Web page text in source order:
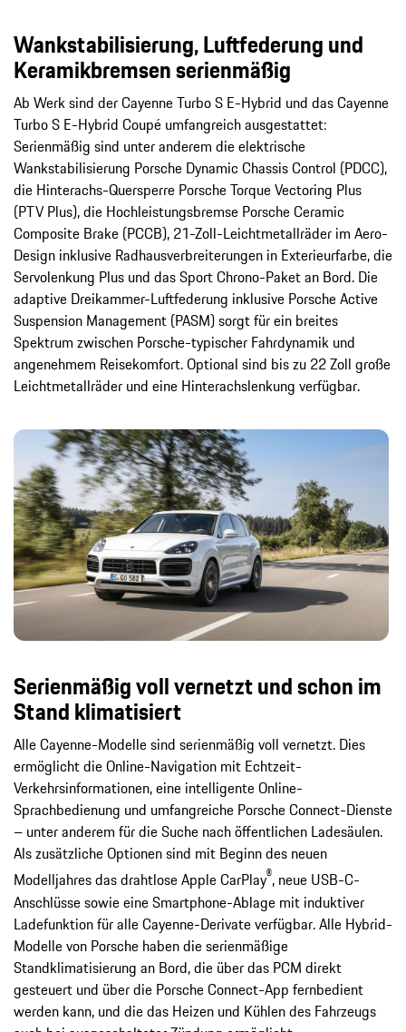
Wankstabilisierung, Luftfederung und
Keramikbremsen serienmäßig
Ab Werk sind der Cayenne Turbo S E-Hybrid und das Cayenne
Turbo S E-Hybrid Coupé umfangreich ausgestattet:
Serienmäßig sind unter anderem die elektrische
Wankstabilisierung Porsche Dynamic Chassis Control (PDCC),
die Hinterachs-Quersperre Porsche Torque Vectoring Plus
(PTV Plus), die Hochleistungsbremse Porsche Ceramic
Composite Brake (PCCB), 21-Zoll-Leichtmetallräder im Aero-
Design inklusive Radhausverbreiterungen in Exterieurfarbe, die
Servolenkung Plus und das Sport Chrono-Paket an Bord. Die
adaptive Dreikammer-Luftfederung inklusive Porsche Active
Suspension Management (PASM) sorgt für ein breites
Spektrum zwischen Porsche-typischer Fahrdynamik und
angenehmem Reisekomfort. Optional sind bis zu 22 Zoll große
Leichtmetallräder und eine Hinterachslenkung verfügbar.
Serienmäßig voll vernetzt und schon im
Stand klimatisiert
Alle Cayenne-Modelle sind serienmäßig voll vernetzt. Dies
ermöglicht die Online-Navigation mit Echtzeit-
Verkehrsinformationen, eine intelligente Online-
Sprachbedienung und umfangreiche Porsche Connect-Dienste
– unter anderem für die Suche nach öffentlichen Ladesäulen.
Als zusätzliche Optionen sind mit Beginn des neuen
Modelljahres das drahtlose Apple CarPlay®, neue USB-C-
Anschlüsse sowie eine Smartphone-Ablage mit induktiver
Ladefunktion für alle Cayenne-Derivate verfügbar. Alle Hybrid-
Modelle von Porsche haben die serienmäßige
Standklimatisierung an Bord, die über das PCM direkt
gesteuert und über die Porsche Connect-App fernbedient
werden kann, und die das Heizen und Kühlen des Fahrzeugs